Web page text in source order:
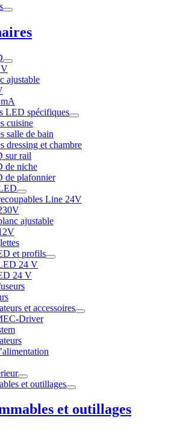
V
ajustable
LED spécifiques
cuisine
salle de bain
dressing et chambre
sur rail
de niche
de plafonnier
Line 24V
ajustable
et profils
24 V
24 V
et accessoires
Driver
et outillages
et outillages